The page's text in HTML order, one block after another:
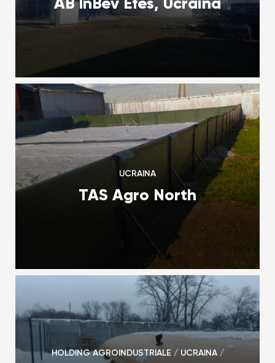
UCRAINA
TAS Agro North
HOLDING AGROINDUSTRIALE / UCRAINA /